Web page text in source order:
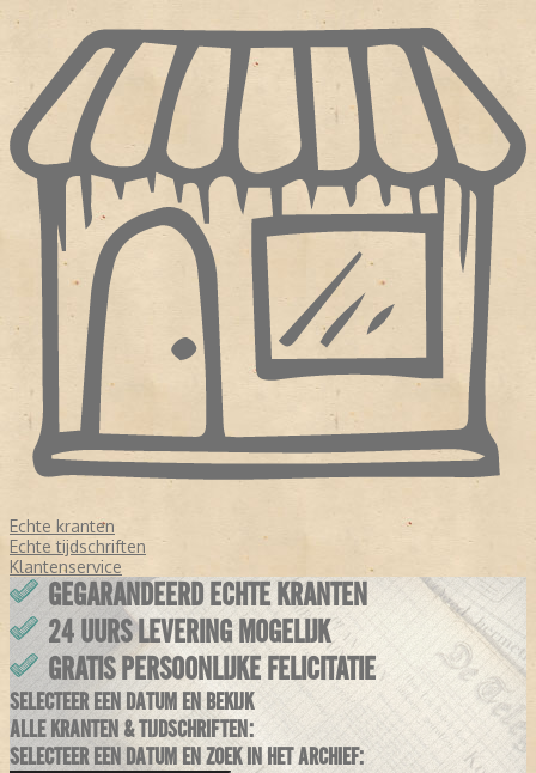
Echte kranten
Echte tijdschriften
Klantenservice
GEGARANDEERD ECHTE KRANTEN
24 UURS LEVERING MOGELIJK
GRATIS PERSOONLIJKE FELICITATIE
SELECTEER EEN DATUM EN BEKIJK
ALLE KRANTEN & TIJDSCHRIFTEN:
SELECTEER EEN DATUM EN ZOEK IN HET ARCHIEF: